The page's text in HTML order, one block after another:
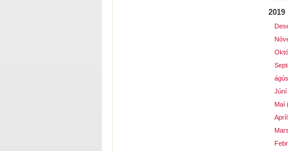
2019
Júní
Maí
Apríl
Mars